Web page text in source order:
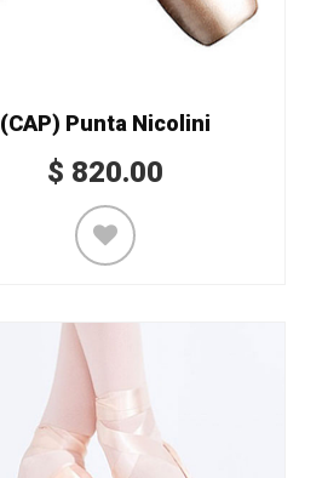
(CAP) Punta Nicolini
$ 820.00